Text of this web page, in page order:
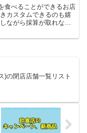
食べることができるお店
カスタムできるのも嬉
ながら採算が取れない
)の閉店店舗一覧リスト